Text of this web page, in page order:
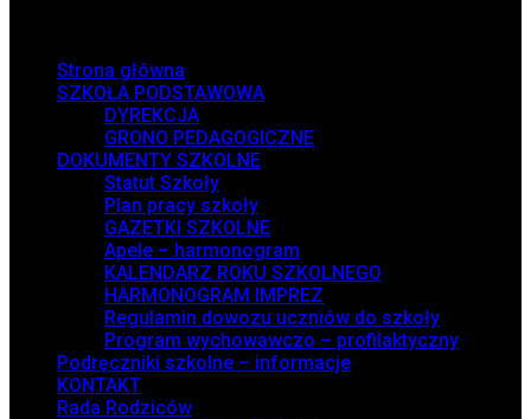
Strona główna
SZKOŁA PODSTAWOWA
DYREKCJA
GRONO PEDAGOGICZNE
DOKUMENTY SZKOLNE
Statut Szkoły
Plan pracy szkoły
GAZETKI SZKOLNE
Apele – harmonogram
KALENDARZ ROKU SZKOLNEGO
HARMONOGRAM IMPREZ
Regulamin dowozu uczniów do szkoły
Program wychowawczo – profilaktyczny
Podręczniki szkolne – informacje
KONTAKT
Rada Rodziców